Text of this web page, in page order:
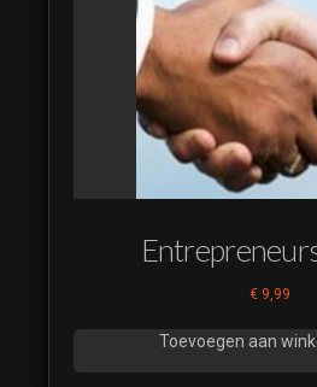
€ 9,99
Toevoegen aan